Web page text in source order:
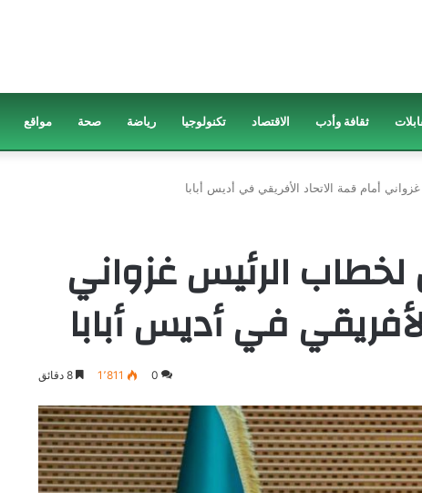
ثقافة وأدب الاقتصاد تكنولوجيا رياضة صحة مواقع
أمام قمة الاتحاد الأفريقي في أديس أبابا
لخطاب الرئيس غزواني
في أديس أبابا
0 1٬811